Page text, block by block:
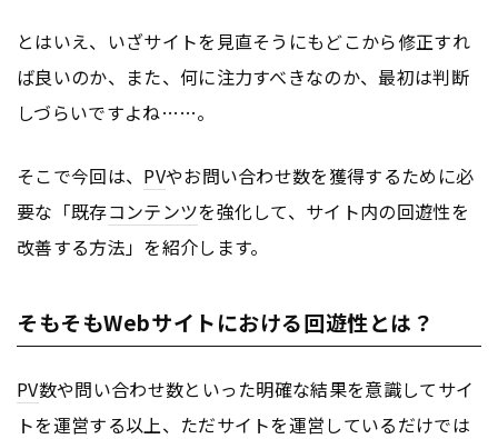
とはいえ、いざサイトを見直そうにもどこから修正すれ
ば良いのか、また、何に注力すべきなのか、最初は判断
しづらいですよね……。
そこで今回は、 PVやお問い合わせ数を獲得するために必
要な「既存コンテンツを強化して、サイト内の回遊性を
改善する方法」を紹介します。
そもそもWebサイトにおける回遊性とは？
PV数や問い合わせ数といった明確な結果を意識してサイ
トを運営する以上、ただサイトを運営しているだけでは